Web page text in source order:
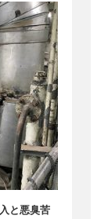
と悪臭苦